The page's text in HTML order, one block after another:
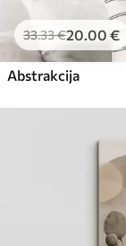
33.33€20.00 €
Abstrakcija